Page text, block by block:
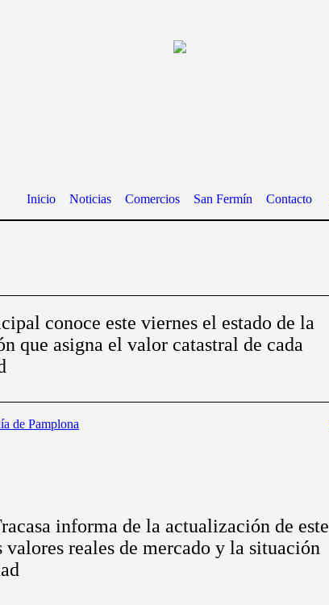
Inicio Noticias Comercios San Fermín Contacto
conoce este viernes el estado de la
que asigna el valor catastral de cada
de Pamplona
informa de la actualización de este
valores reales de mercado y la situación